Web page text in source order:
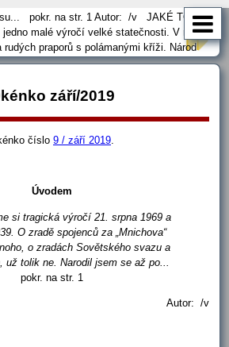
pokr. na str. 1 Autor: /v JAKÉ TO
malé výročí velké statečnosti. V roce
rudých praporů s polámanými kříži. Národ
a zklamán marnými... …
září/2019
číslo 9 / září 2019
Úvodem
si tragická výročí 21. srpna 1969 a
O zradě spojenců za „Mnichova“
o zradách Sovětského svazu a
už tolik ne. Narodil jsem se až po...
pokr. na str. 1
Autor: /v